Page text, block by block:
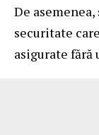
De
securitate
asigurate fără